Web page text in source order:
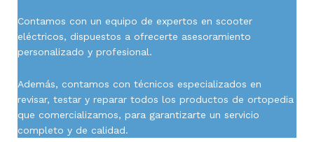
Contamos con un equipo de expertos en scooter
eléctricos, dispuestos a ofrecerte asesoramiento
personalizado y profesional.
Además, contamos con técnicos especializados en
revisar, testar y reparar todos los productos de ortopedia
que comercializamos, para garantizarte un servicio
completo y de calidad.